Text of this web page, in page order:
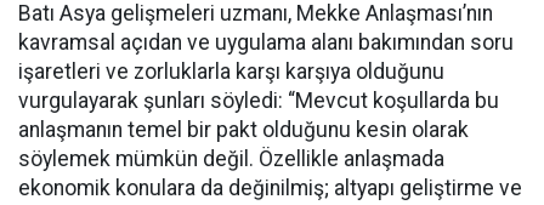
Batı Asya gelişmeleri uzmanı, Mekke Anlaşması’nın
kavramsal açıdan ve uygulama alanı bakımından soru
işaretleri ve zorluklarla karşı karşıya olduğunu
vurgulayarak şunları söyledi: “Mevcut koşullarda bu
anlaşmanın temel bir pakt olduğunu kesin olarak
söylemek mümkün değil. Özellikle anlaşmada
ekonomik konulara da değinilmiş; altyapı geliştirme ve